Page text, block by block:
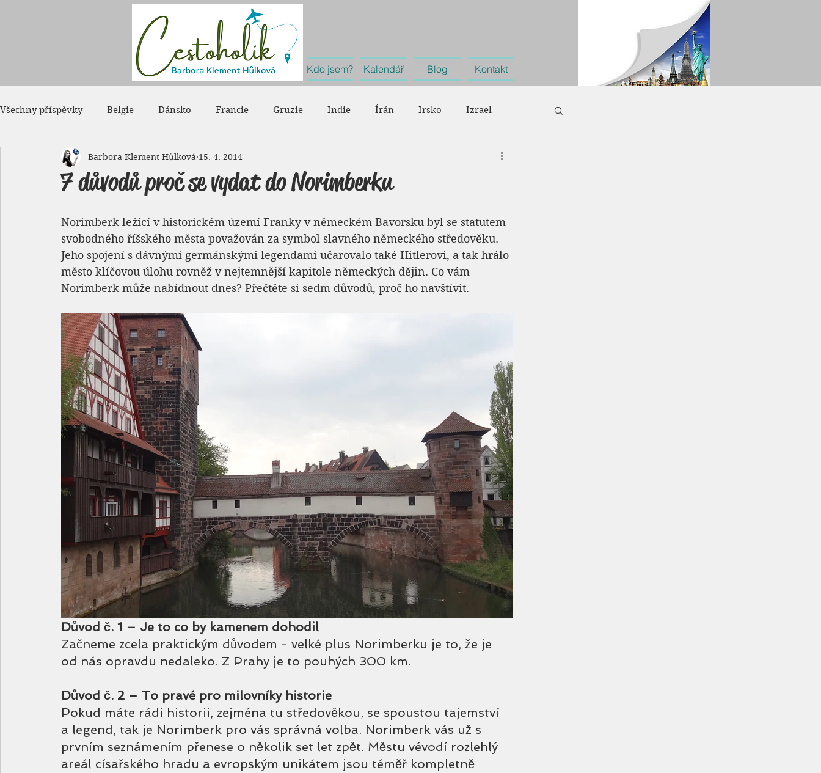
Kdo jsem? Kalendář Blog Kontakt
Všechny příspěvky Belgie Dánsko Francie Gruzie Indie Írán Irsko Izrael
Japonsko Kanada Maďarsko Monako Rakousko
7 důvodů proč se vydat do Norimberku
Barbora Klement Hůlková 15. 4. 2014
Norimberk ležící v historickém území Franky v německém Bavorsku byl se statutem
svobodného říšského města považován za symbol slavného německého středověku.
Jeho spojení s dávnými germánskými legendami učarovalo také Hitlerovi, a tak hrálo
město klíčovou úlohu rovněž v nejtemnější kapitole německých dějin. Co vám
Norimberk může nabídnout dnes? Přečtěte si sedm důvodů, proč ho navštívit.
Důvod č. 1 – Je to co by kamenem dohodil
Začneme zcela praktickým důvodem - velké plus Norimberku je to, že je
od nás opravdu nedaleko. Z Prahy je to pouhých 300 km.
Důvod č. 2 – To pravé pro milovníky historie
Pokud máte rádi historii, zejména tu středověkou, se spoustou tajemství
a legend, tak je Norimberk pro vás správná volba. Norimberk vás už s
prvním seznámením přenese o několik set let zpět. Městu vévodí rozlehlý
areál císařského hradu a evropským unikátem jsou téměř kompletně